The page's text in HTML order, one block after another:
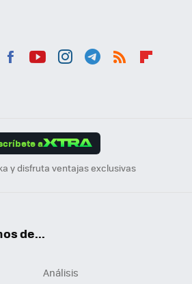
a
y disfruta ventajas exclusivas
de...
Análisis